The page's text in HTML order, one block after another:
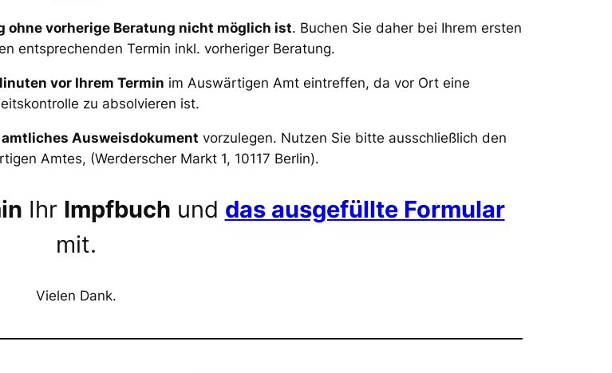
ohne vorherige Beratung nicht möglich ist. Buchen Sie daher bei Ihrem ersten
entsprechenden Termin inkl. vorheriger Beratung.
vor Ihrem Termin im Auswärtigen Amt eintreffen, da vor Ort eine
zu absolvieren ist.
Ausweisdokument vorzulegen. Nutzen Sie bitte ausschließlich den
Amtes, (Werderscher Markt 1, 10117 Berlin).
Ihr Impfbuch und das ausgefüllte Formular
mit.
Vielen Dank.